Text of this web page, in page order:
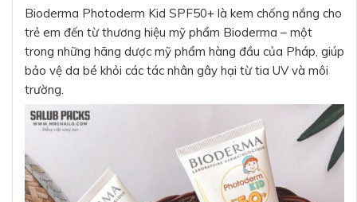
Bioderma Photoderm Kid SPF50+ là kem chống nắng cho
trẻ em đến từ thương hiệu mỹ phẩm Bioderma – một
trong những hãng dược mỹ phẩm hàng đầu của Pháp, giúp
bảo vệ da bé khỏi các tác nhân gây hại từ tia UV và môi
trường.